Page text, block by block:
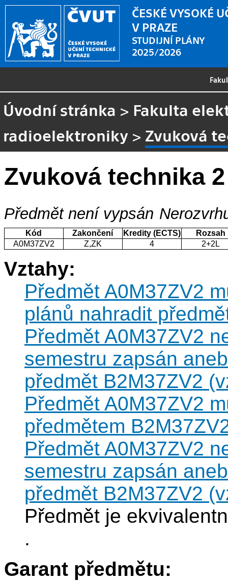
ČESKÉ VYSOKÉ
V PRAZE
STUDIJNÍ PLÁNY
2025/2026
Úvodní stránka > Fakulta
radioelektroniky > Zvuková
Zvuková technika 2
Předmět není vypsán
Kód Zakončení Kredity (ECTS)
Rozsah
A0M37ZV2
Z,ZK 4 2+2L
Vztahy:
Předmět A0M37ZV2
plánů nahradit
Předmět A0M37ZV2
semestru zapsán
předmět B2M37ZV2
Předmět A0M37ZV2
předmětem
Předmět A0M37ZV2
semestru zapsán
předmět B2M37ZV2
Předmět je
.
Garant předmětu: